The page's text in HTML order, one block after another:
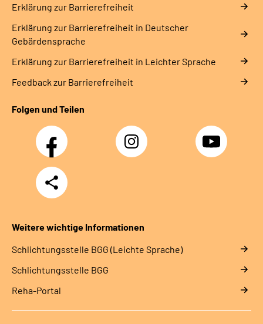
Erklärung zur Barrierefreiheit
Erklärung zur Barrierefreiheit in Deutscher
Gebärdensprache
Erklärung zur Barrierefreiheit in Leichter Sprache
Feedback zur Barrierefreiheit
Folgen und Teilen
Facebook Instagram YouTube
Teilen
Weitere wichtige Informationen
Schlich­tungs­stel­le BGG (Leichte Sprache)
Schlich­tungs­stel­le BGG
Reha-Portal